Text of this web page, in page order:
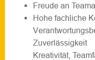
Freude an
Hohe fachliche
Zuverlässigkeit
Kreativität,